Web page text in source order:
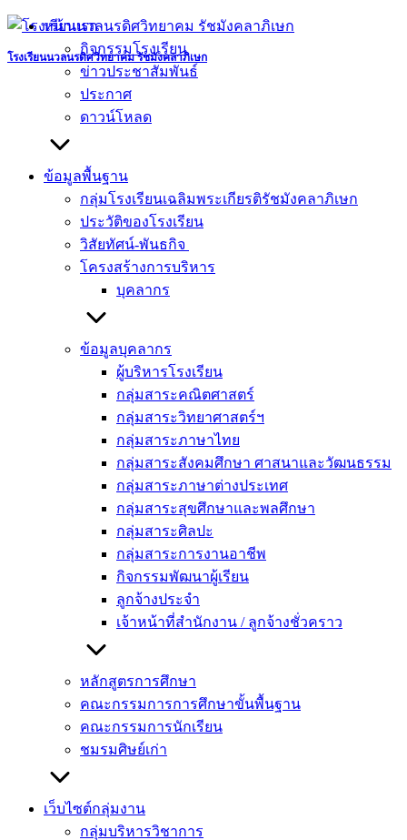
Skip
content
โรงเรียนนวลนรดิศวิทยาคม รัชมังคลาภิเษก
หน้าแรก
กิจกรรมโรงเรียน
ข่าวประชาสัมพันธ์
ประกาศ
ดาวน์โหลด
ข้อมูลพื้นฐาน
กลุ่มโรงเรียนเฉลิมพระเกียรติรัชมังคลาภิเษก
ประวัติของโรงเรียน
วิสัยทัศน์-พันธกิจ
โครงสร้างการบริหาร
บุคลากร
ข้อมูลบุคลากร
ผู้บริหารโรงเรียน
กลุ่มสาระคณิตศาสตร์
กลุ่มสาระวิทยาศาสตร์ฯ
กลุ่มสาระภาษาไทย
กลุ่มสาระสังคมศึกษา ศาสนาและวัฒนธรรม
กลุ่มสาระภาษาต่างประเทศ
กลุ่มสาระสุขศึกษาและพลศึกษา
กลุ่มสาระศิลปะ
กลุ่มสาระการงานอาชีพ
กิจกรรมพัฒนาผู้เรียน
ลูกจ้างประจำ
เจ้าหน้าที่สำนักงาน / ลูกจ้างชั่วคราว
หลักสูตรการศึกษา
คณะกรรมการการศึกษาขั้นพื้นฐาน
คณะกรรมการนักเรียน
ชมรมศิษย์เก่า
เว็บไซต์กลุ่มงาน
กลุ่มบริหารวิชาการ